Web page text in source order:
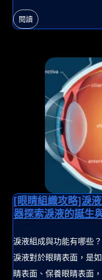
閱讀
[眼睛組織攻略]淚
器探索淚液的誕生
淚液組成與功能有哪些
淚液對於眼睛表面，是
睛表面、保養眼睛表面